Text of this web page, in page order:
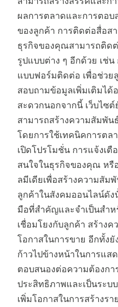
ผลการตลาดและการตอ
ของลูกค้า การติดต่อสื่อส
ธุรกิจของคุณสามารถติด
รูปแบบต่าง ๆ อีกด้วย เช่
แบบฟอร์มติดต่อ เพื่อช่วย
สอบถามข้อมูลเพิ่มเติมได้
สะดวกนอกจากนี้ เว็บไซ
สามารถสร้างความสัมพั
โดยการใช้เทคนิคการตล
เปิดโปรโมชั่น การแจ้งเตื
สนใจในธุรกิจของคุณ หรื
ลมีเดียเพื่อสร้างความสัม
ลูกค้าในสังคมออนไลน์ดัง
มือที่สำคัญและจำเป็นสำ
เชื่อมโยงกับลูกค้า สร้างค
โอกาสในการขาย อีกทั้ง
ก้าวไปข้างหน้าในการแส
ตอบสนองต่อความต้องกา
ประสิทธิภาพและเป็นระบ
เพิ่มโอกาสในการสร้างร